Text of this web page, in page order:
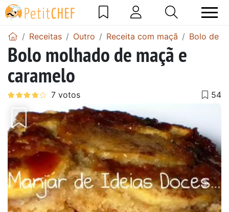
Receitas Outro Receita com maçã Bolo de
Bolo molhado de maçã e
caramelo
Anterior Next